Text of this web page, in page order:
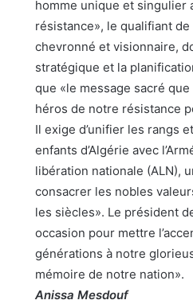
homme unique et singulier
résistance», le qualifiant
chevronné et visionnaire,
stratégique et la
que «le message sacré
héros de notre résistance
Il exige d’unifier les rangs
enfants d’Algérie avec
libération nationale (ALN),
consacrer les nobles
les siècles». Le président
occasion pour mettre
générations à notre
mémoire de notre nation».
Anissa Mesdouf